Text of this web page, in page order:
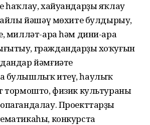
һаҡлау, хайуандарҙы яҡлау
йәшәү мөхите булдырыу,
милләт-ара һәм дини-ара
граждандарҙың хоҡуғын
йәмғиәте
булышлыҡ итеү, һаулыҡ
тормошто, физик культураны
Проекттарҙың
конкурста